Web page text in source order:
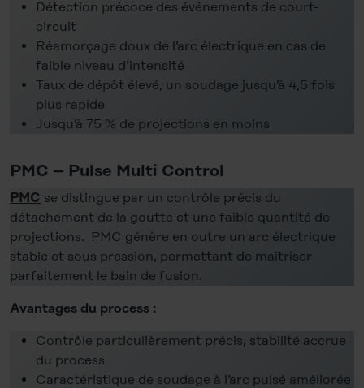
Détection précoce des événements de court-
circuit
Réamorçage doux de l’arc électrique en cas de
faible niveau d’intensité
Taux de dépôt élevé, un soudage jusqu’à 4,5 fois
plus rapide
Jusqu’à 75 % de projections en moins
PMC – Pulse Multi Control
PMC se distingue par un contrôle précis du
détachement de la goutte et une faible quantité de
projections. PMC génère en outre un arc électrique
stable et sous pression, permettant de maîtriser
parfaitement le bain de fusion.
Avantages du process :
Contrôle particulièrement précis, stabilité accrue
du process
Caractéristique de soudage à l’arc pulsé améliorée